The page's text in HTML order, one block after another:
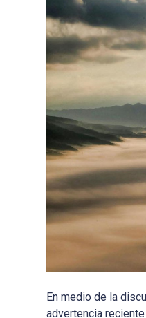
En medio de la
advertencia